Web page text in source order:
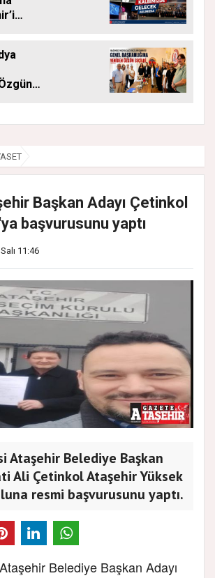
Başkan Adayı Çetinkol
başvurusunu yaptı
11:46
Ataşehir Belediye Başkan
Ali Çetinkol Ataşehir Yüksek
resmi başvurusunu yaptı.
Belediye Başkan Adayı